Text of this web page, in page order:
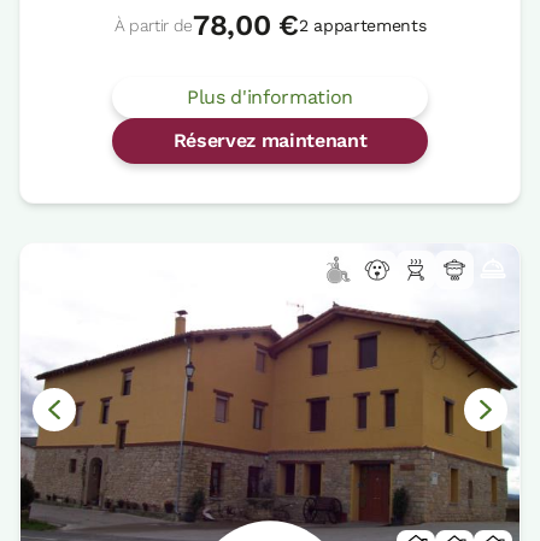
À partir de78,00 €2 appartements
Plus d'information
Réservez maintenant